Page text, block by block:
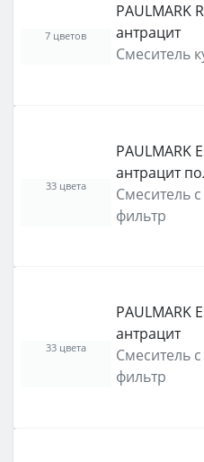
PAULMARK
антрацит
Смеситель
7 цветов
PAULMARK
антрацит
Смеситель
фильтр
33 цвета
PAULMARK
антрацит
Смеситель
фильтр
33 цвета